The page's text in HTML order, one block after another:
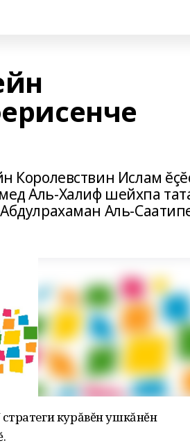
Королевствин Ислам
Аль-Халиф шейхпа
Аль-
курăвĕн ушкăнĕн